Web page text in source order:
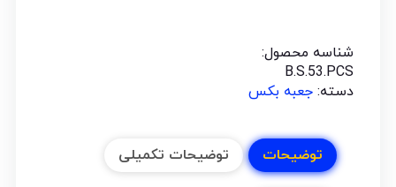
شناسه محصول:
B.S.53.PCS
دسته: جعبه بکس
توضیحات توضیحات تکمیلی